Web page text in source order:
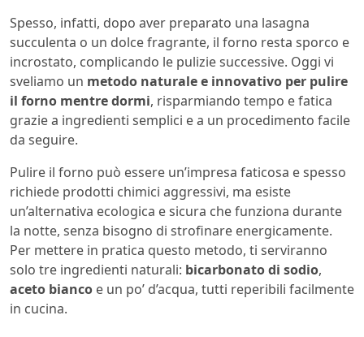
Spesso, infatti, dopo aver preparato una lasagna
succulenta o un dolce fragrante, il forno resta sporco e
incrostato, complicando le pulizie successive. Oggi vi
sveliamo un metodo naturale e innovativo per pulire
il forno mentre dormi, risparmiando tempo e fatica
grazie a ingredienti semplici e a un procedimento facile
da seguire.
Pulire il forno può essere un’impresa faticosa e spesso
richiede prodotti chimici aggressivi, ma esiste
un’alternativa ecologica e sicura che funziona durante
la notte, senza bisogno di strofinare energicamente.
Per mettere in pratica questo metodo, ti serviranno
solo tre ingredienti naturali: bicarbonato di sodio,
aceto bianco e un po’ d’acqua, tutti reperibili facilmente
in cucina.